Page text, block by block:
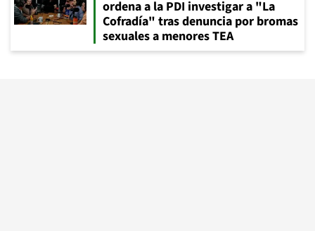
ordena a la PDI investigar a "La
Cofradía" tras denuncia por bromas
sexuales a menores TEA